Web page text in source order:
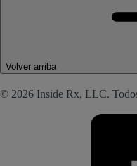
Volver arriba
© 2026 Inside Rx, LLC.